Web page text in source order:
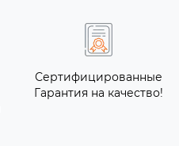
Сертифицированные
Гарантия на качество!